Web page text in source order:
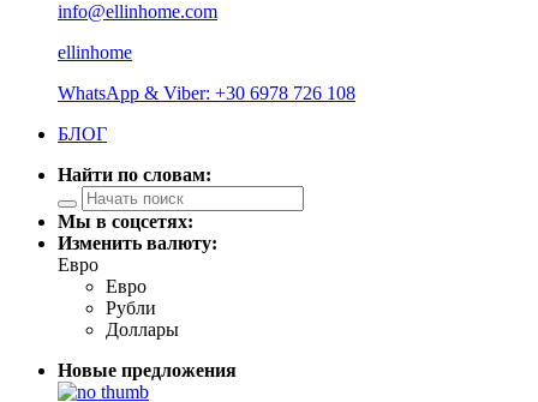
info@ellinhome.com
ellinhome
WhatsApp & Viber: +30 6978 726 108
БЛОГ
Найти по словам:
Мы в соцсетях:
Изменить валюту:
Евро
Евро
Рубли
Доллары
Новые предложения